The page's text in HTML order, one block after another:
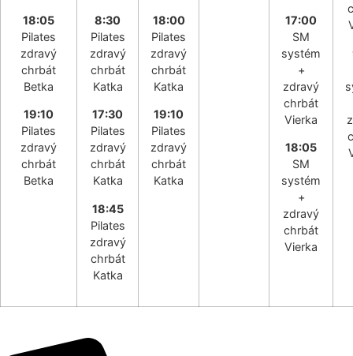
18:05
Pilates
zdravý
chrbát
Betka
19:10
Pilates
zdravý
chrbát
Betka
8:30
Pilates
zdravý
chrbát
Katka
17:30
Pilates
zdravý
chrbát
Katka
18:45
Pilates
zdravý
chrbát
Katka
18:00
Pilates
zdravý
chrbát
Katka
19:10
Pilates
zdravý
chrbát
Katka
17:00
SM
systém
+
zdravý
chrbát
Vierka
18:05
SM
systém
+
zdravý
chrbát
Vierka